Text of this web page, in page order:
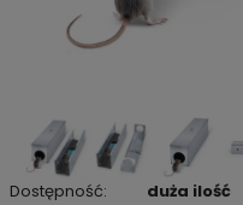
Dostępność:
duża ilość